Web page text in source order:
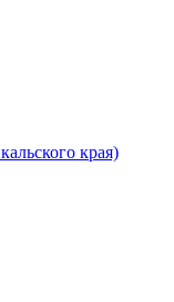
края)